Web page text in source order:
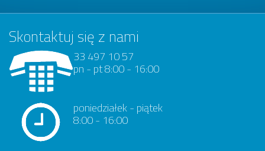
Skontaktuj się z nami
33 497 10 57
pn - pt 8:00 - 16:00
poniedziałek - piątek
8:00 - 16:00